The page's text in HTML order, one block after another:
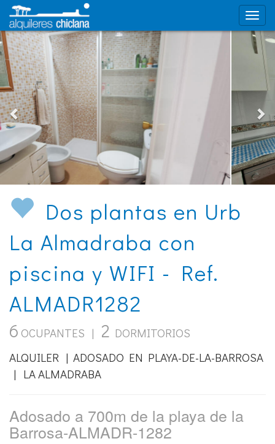
Dos plantas en Urb
La Almadraba con
piscina y WIFI - Ref.
ALMADR1282
6 OCUPANTES | 2 DORMITORIOS
ALQUILER | ADOSADO EN PLAYA-DE-LA-BARROSA
| LA ALMADRABA
Adosado a 700m de la playa de la
Barrosa-ALMADR-1282